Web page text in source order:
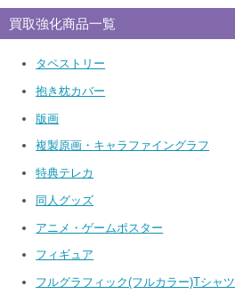
買取強化商品一覧
タペストリー
抱き枕カバー
版画
複製原画・キャラファイングラフ
特典テレカ
同人グッズ
アニメ・ゲームポスター
フィギュア
フルグラフィック(フルカラー)Tシャツ